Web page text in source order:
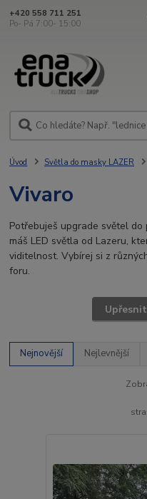
+420 558 711 251
Po- Pá 7:00- 15:00
Úvod Světla do masky LAZER
Vivaro
Potřebuješ upgrade světel
máš LED světla od Lazeru,
viditelnost. Vybírej si z
foru.
Nejnovější Nejlevnější